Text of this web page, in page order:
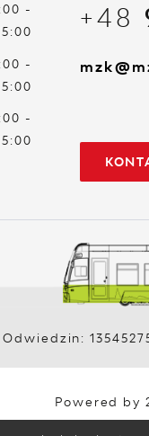
-
-
-
+48
Odwiedzin:
Powered by